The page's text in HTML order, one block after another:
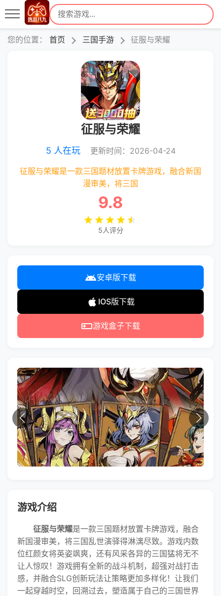
您的位置： 首页 三国手游 征服与荣耀
征服与荣耀
5 人在玩 更新时间：2026-04-24
征服与荣耀是一款三国题材放置卡牌游戏，融合新国
漫审美，将三国
9.8
5人评分
安卓版下载
IOS版下载
游戏盒子下载
游戏介绍
征服与荣耀是一款三国题材放置卡牌游戏，融合
新国漫审美，将三国乱世演驿得淋漓尽致。游戏内数
位红颜女将英姿飒爽，还有风采各异的三国猛将无不
让人惊叹！游戏拥有全新的战斗机制，超强对战打击
感，并融合SLG创新玩法让策略更加多样化！让我们
一起穿越时空，回溯过去，塑造属于自己的三国世界